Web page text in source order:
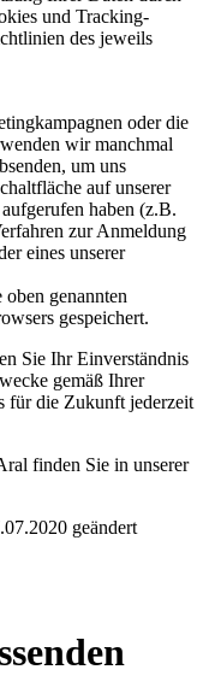
und Tracking-
des jeweils
oder die
wir manchmal
um uns
auf unserer
haben (z.B.
zur Anmeldung
eines unserer
genannten
gespeichert.
Sie Ihr Einverständnis
gemäß Ihrer
für die Zukunft jederzeit
finden Sie in unserer
geändert